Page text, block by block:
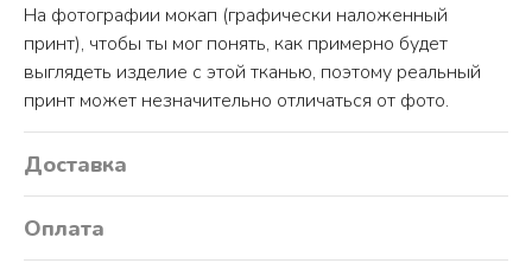
На фотографии мокап (графически наложенный
принт), чтобы ты мог понять, как примерно будет
выглядеть изделие с этой тканью, поэтому реальный
принт может незначительно отличаться от фото.
Доставка
Оплата